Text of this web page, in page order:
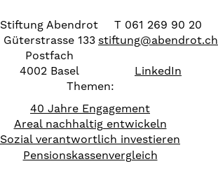
Stiftung Abendrot
Güterstrasse 133
Postfach
4002 Basel
T 061 269 90 20
stiftung@abendrot.ch
LinkedIn
Themen:
40 Jahre Engagement
Areal nachhaltig entwickeln
Sozial verantwortlich investieren
Pensionskassenvergleich